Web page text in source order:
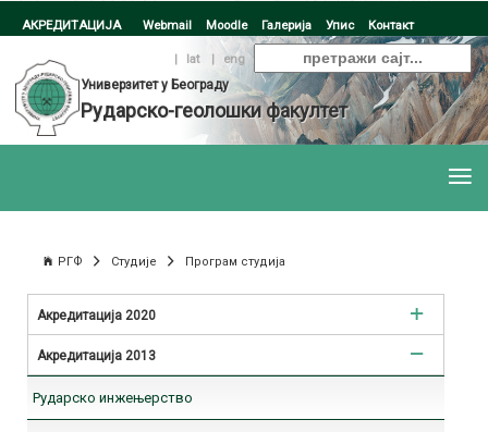
АКРЕДИТАЦИЈА Webmail Moodle Галерија Упис Контакт
| lat |
eng
Универзитет у Београду
Рударско-геолошки факултет
РГФ Студије Програм студија
Акредитација 2020
Рударско инжењерство
Инжењерство заштите животне средине
Акредитација 2013
Рударско инжењерство